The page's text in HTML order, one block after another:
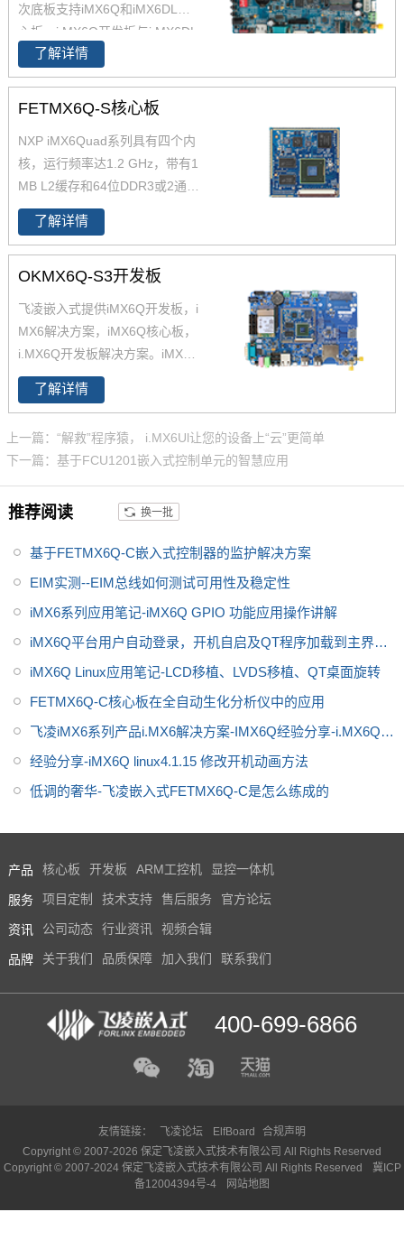
计随心所欲！
次底板支持iMX6Q和iMX6DL核
心板。i.MX6Q开发板与i.MX6DL
开发板资源丰富，原理图、PC
B、软件资源、硬件资源下载，
技术支持等。欢迎选购
了解详情
FETMX6Q-S核心板
NXP iMX6Quad系列具有四个内
核，运行频率达1.2 GHz，带有1
MB L2缓存和64位DDR3或2通
道、32位LPDDR2支持。飞凌提
供商业级iMX6Q核心板,工业级iM
X6Q核心板,兼容一同底板。具有
抗震,抗氧化,抗干扰,更快速升级
发板,飞思卡尔imx6提供者,imx6
系列产品现已畅销全国,欢迎咨询!
了解详情
OKMX6Q-S3开发板
飞凌嵌入式提供iMX6Q开发板，i
MX6解决方案，iMX6Q核心板，
i.MX6Q开发板解决方案。iMX6Q
稳定、快速、性价比高，欢迎选
购 NXP iMX6系列芯片全支持，
了解详情
上一篇：“解救”程序猿， i.MX6Ul让您的设备上“云”更简单
下一篇：基于FCU1201嵌入式控制单元的智慧应用
推荐阅读 换一批
基于FETMX6Q-C嵌入式控制器的监护解决方案
EIM实测--EIM总线如何测试可用性及稳定性
iMX6系列应用笔记-iMX6Q GPIO 功能应用操作讲解
iMX6Q平台用户自动登录，开机自启及QT程序加载到主界面
解决思路
iMX6Q Linux应用笔记-LCD移植、LVDS移植、QT桌面旋转
FETMX6Q-C核心板在全自动生化分析仪中的应用
飞凌iMX6系列产品i.MX6解决方案-IMX6Q经验分享-i.MX6Q系
列常见问题解决
经验分享-iMX6Q linux4.1.15 修改开机动画方法
低调的奢华-飞凌嵌入式FETMX6Q-C是怎么练成的
产品 核心板 开发板 ARM工控机 显控一体机
服务 项目定制 技术支持 售后服务 官方论坛
资讯 公司动态 行业资讯 视频合辑
品牌 关于我们 品质保障 加入我们 联系我们
400-699-6866
友情链接： 飞凌论坛 ElfBoard
合规声明
Copyright © 2007-2026 保定飞凌嵌入式技术有限公司 All Rights Reserved
Copyright © 2007-2024 保定飞凌嵌入式技术有限公司 All Rights Reserved
冀ICP
备12004394号-4
网站地图